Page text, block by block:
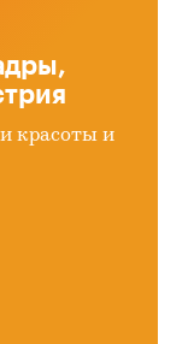
красоты и